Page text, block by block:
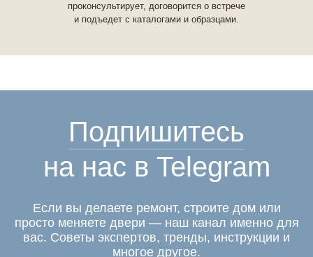
проконсультирует, договорится о встрече
и подъедет с каталогами и образцами.
Подпишитесь
на нас в Telegram
Если вы делаете ремонт, строите дом или
просто меняете двери — наш канал именно для
вас. Советы экспертов, тренды, инструкции и
многое другое.